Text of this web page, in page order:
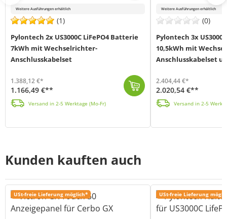
Weitere Ausführungen erhältlich
(1)
Pylontech 2x US3000C LiFePO4 Batterie
7kWh mit Wechselrichter-
Anschlusskabelset
1.388,12 €*
1.166,49 €**
Versand in 2-5 Werktage (Mo-Fr)
Weitere Ausführungen erhältlich
(0)
Pylontech 3x
10,5kWh mit
Anschlusskabelset
2.404,44 €*
2.020,54 €**
Versand in 2-5
Kunden kauften auch
USt-freie Lieferung möglich* USt-freie Lieferung